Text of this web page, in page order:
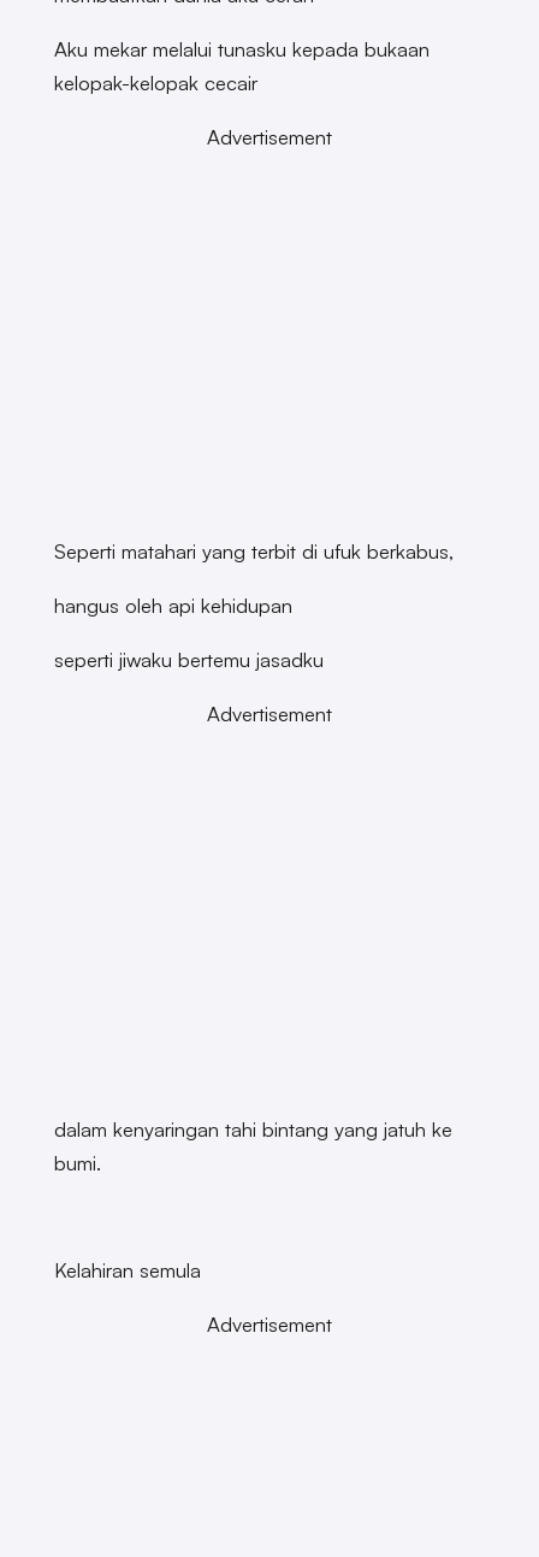
Aku mekar melalui tunasku kepada bukaan
kelopak-kelopak cecair
Advertisement
Seperti matahari yang terbit di ufuk berkabus,
hangus oleh api kehidupan
seperti jiwaku bertemu jasadku
Advertisement
dalam kenyaringan tahi bintang yang jatuh ke
bumi.
Kelahiran semula
Advertisement